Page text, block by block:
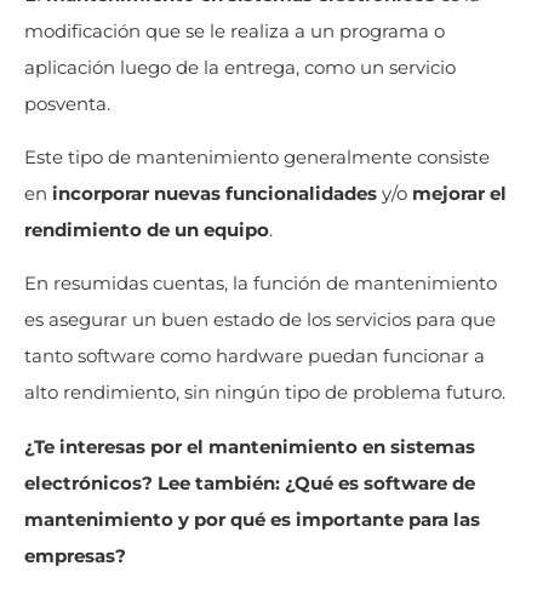
modificación que se le realiza a un programa o
aplicación luego de la entrega, como un servicio
posventa.
Este tipo de mantenimiento generalmente consiste
en incorporar nuevas funcionalidades y/o mejorar el
rendimiento de un equipo.
En resumidas cuentas, la función de mantenimiento
es asegurar un buen estado de los servicios para que
tanto software como hardware puedan funcionar a
alto rendimiento, sin ningún tipo de problema futuro.
¿Te interesas por el mantenimiento en sistemas
electrónicos? Lee también: ¿Qué es software de
mantenimiento y por qué es importante para las
empresas?